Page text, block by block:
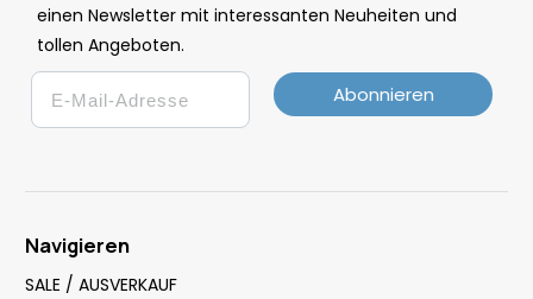
einen Newsletter mit interessanten Neuheiten und
tollen Angeboten.
Email
Abonnieren
Navigieren
SALE / AUSVERKAUF